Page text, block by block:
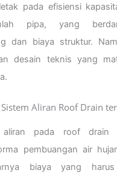
pada efisiensi
pipa, yang
dan biaya struktur.
desain teknis yang
Aliran Roof Drain
aliran pada roof drain
pembuangan air
biaya yang